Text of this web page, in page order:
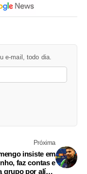
e-mail, todo dia.
Próxima
insiste em
faz contas e
grupo por alívio